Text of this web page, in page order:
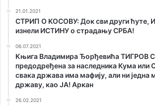
21.01.2021
СТРИП О KОСОВУ: Док сви други ћуте,
изнели ИСТИНУ о страдању СРБА!
06.07.2021
Књига Владимира Ђорђевића ТИГРОВ
предодређена за наследника Кума или
свака држава има мафију, али ни једна
државу, као ЈА! Аркан
26.02.2021